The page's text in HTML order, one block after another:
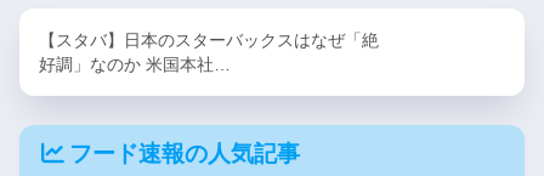
【スタバ】日本のスターバックスはなぜ「絶
好調」なのか 米国本社…
フード速報の人気記事